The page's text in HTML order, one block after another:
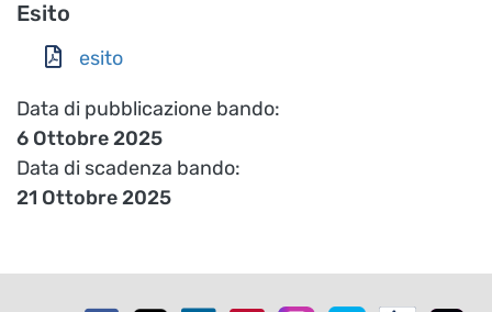
Esito
esito
Data di pubblicazione bando
6 Ottobre 2025
Data di scadenza bando
21 Ottobre 2025